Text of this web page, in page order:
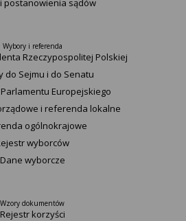
postanowienia sądów
Wybory i referenda
Rzeczypospolitej Polskiej
do Sejmu i do Senatu
Europejskiego
i referenda lokalne
ogólnokrajowe
wyborców
Dane wyborcze
Wzory dokumentów
Rejestr korzyści